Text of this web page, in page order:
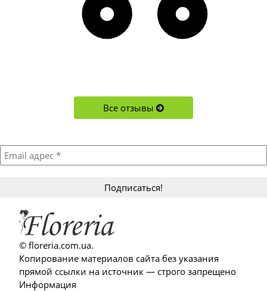
Все отзывы
© floreria.com.ua.
Копирование материалов сайта без указания
прямой ссылки на источник — строго запрещено
Информация